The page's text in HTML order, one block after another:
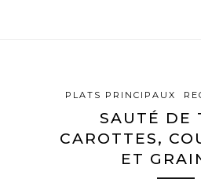
PLATS PRINCIPAUX
SAUTÉ DE
CAROTTES,
ET